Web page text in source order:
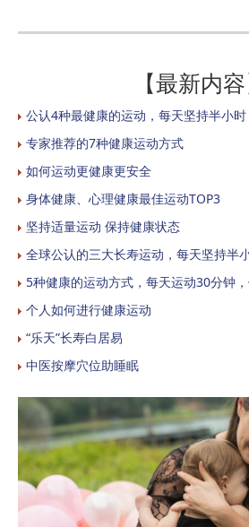
【最新内容
公认4种最健康的运动，每天坚持半小
专家推荐的7种健康运动方式
如何运动更健康更安全
身体健康、心理健康最佳运动TOP3
坚持适量运动 保持健康状态
全球公认的三大长寿运动，每天坚持半
5种健康的运动方式，每天运动30分钟
个人如何进行健康运动
“乐天”长寿白居易
中医按摩穴位助睡眠